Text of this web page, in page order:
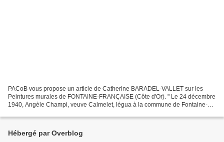
PACoB vous propose un article de Catherine BARADEL-VALLET sur les
Peintures murales de FONTAINE-FRANÇAISE (Côte d'Or). " Le 24 décembre
1940, Angèle Champi, veuve Calmelet, légua à la commune de Fontaine-
Hébergé par Overblog